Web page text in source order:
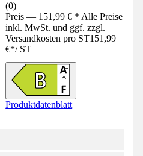
(0)
Preis — 151,99 € * Alle Preise
inkl. MwSt. und ggf. zzgl.
Versandkosten pro ST151,99
€*/ ST
Produktdatenblatt